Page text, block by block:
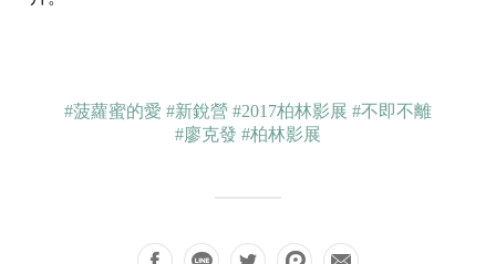
#菠蘿蜜的愛 #新銳營 #2017柏林影展 #不即不離
#廖克發 #柏林影展